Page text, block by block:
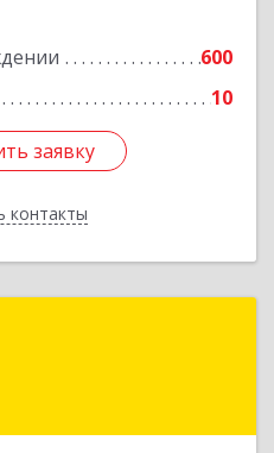
600
10
заявку
контакты
заявку
край, Красноярск г,